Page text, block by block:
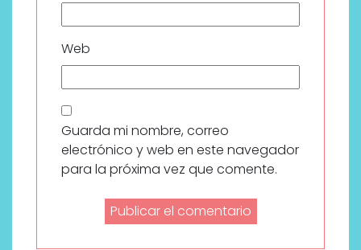
Web
Guarda mi nombre, correo
electrónico y web en este navegador
para la próxima vez que comente.